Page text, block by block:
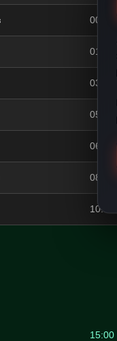
00:30
01:45
03:20
05:25
06:55
08:45
10:40
15:00